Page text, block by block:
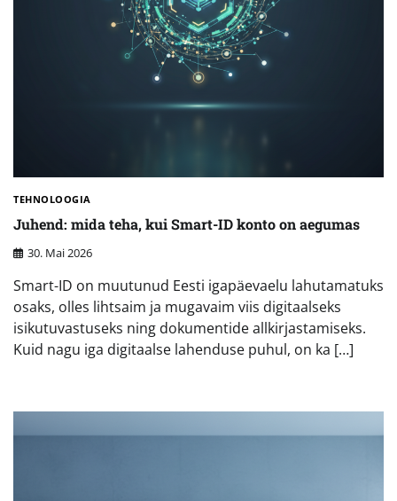
TEHNOLOOGIA
Juhend: mida teha, kui Smart-ID konto on aegumas
30. Mai 2026
Smart-ID on muutunud Eesti igapäevaelu lahutamatuks
osaks, olles lihtsaim ja mugavaim viis digitaalseks
isikutuvastuseks ning dokumentide allkirjastamiseks.
Kuid nagu iga digitaalse lahenduse puhul, on ka […]